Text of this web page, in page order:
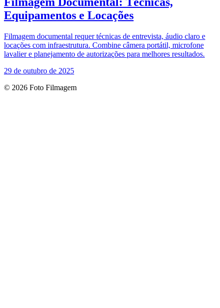
Equipamentos e Locações
Filmagem documental requer técnicas de entrevista, áudio claro e
locações com infraestrutura. Combine câmera portátil, microfone
lavalier e planejamento de autorizações para melhores resultados.
29 de outubro de 2025
© 2026 Foto Filmagem